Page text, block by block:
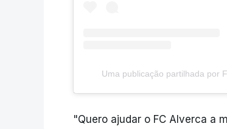
Uma publicação partilhada por
"Quero ajudar o FC Alverca a